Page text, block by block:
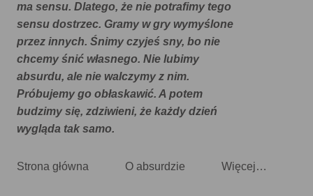
ma sensu. Dlatego, że nie potrafimy tego
sensu dostrzec. Gramy w gry wymyślone
przez innych. Śnimy czyjeś sny, bo nie
chcemy śnić własnego. Nie lubimy
absurdu, ale nie walczymy z nim.
Próbujemy go obłaskawić. A potem
budzimy się, zdziwieni, że każdy dzień
wygląda tak samo.
Strona główna O absurdzie Więcej…